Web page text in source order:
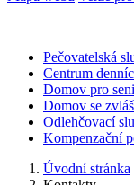
Pečovatelská
Centrum
Domov pro
Domov se
Odlehčovací
Kompenzační
Úvodní stránka